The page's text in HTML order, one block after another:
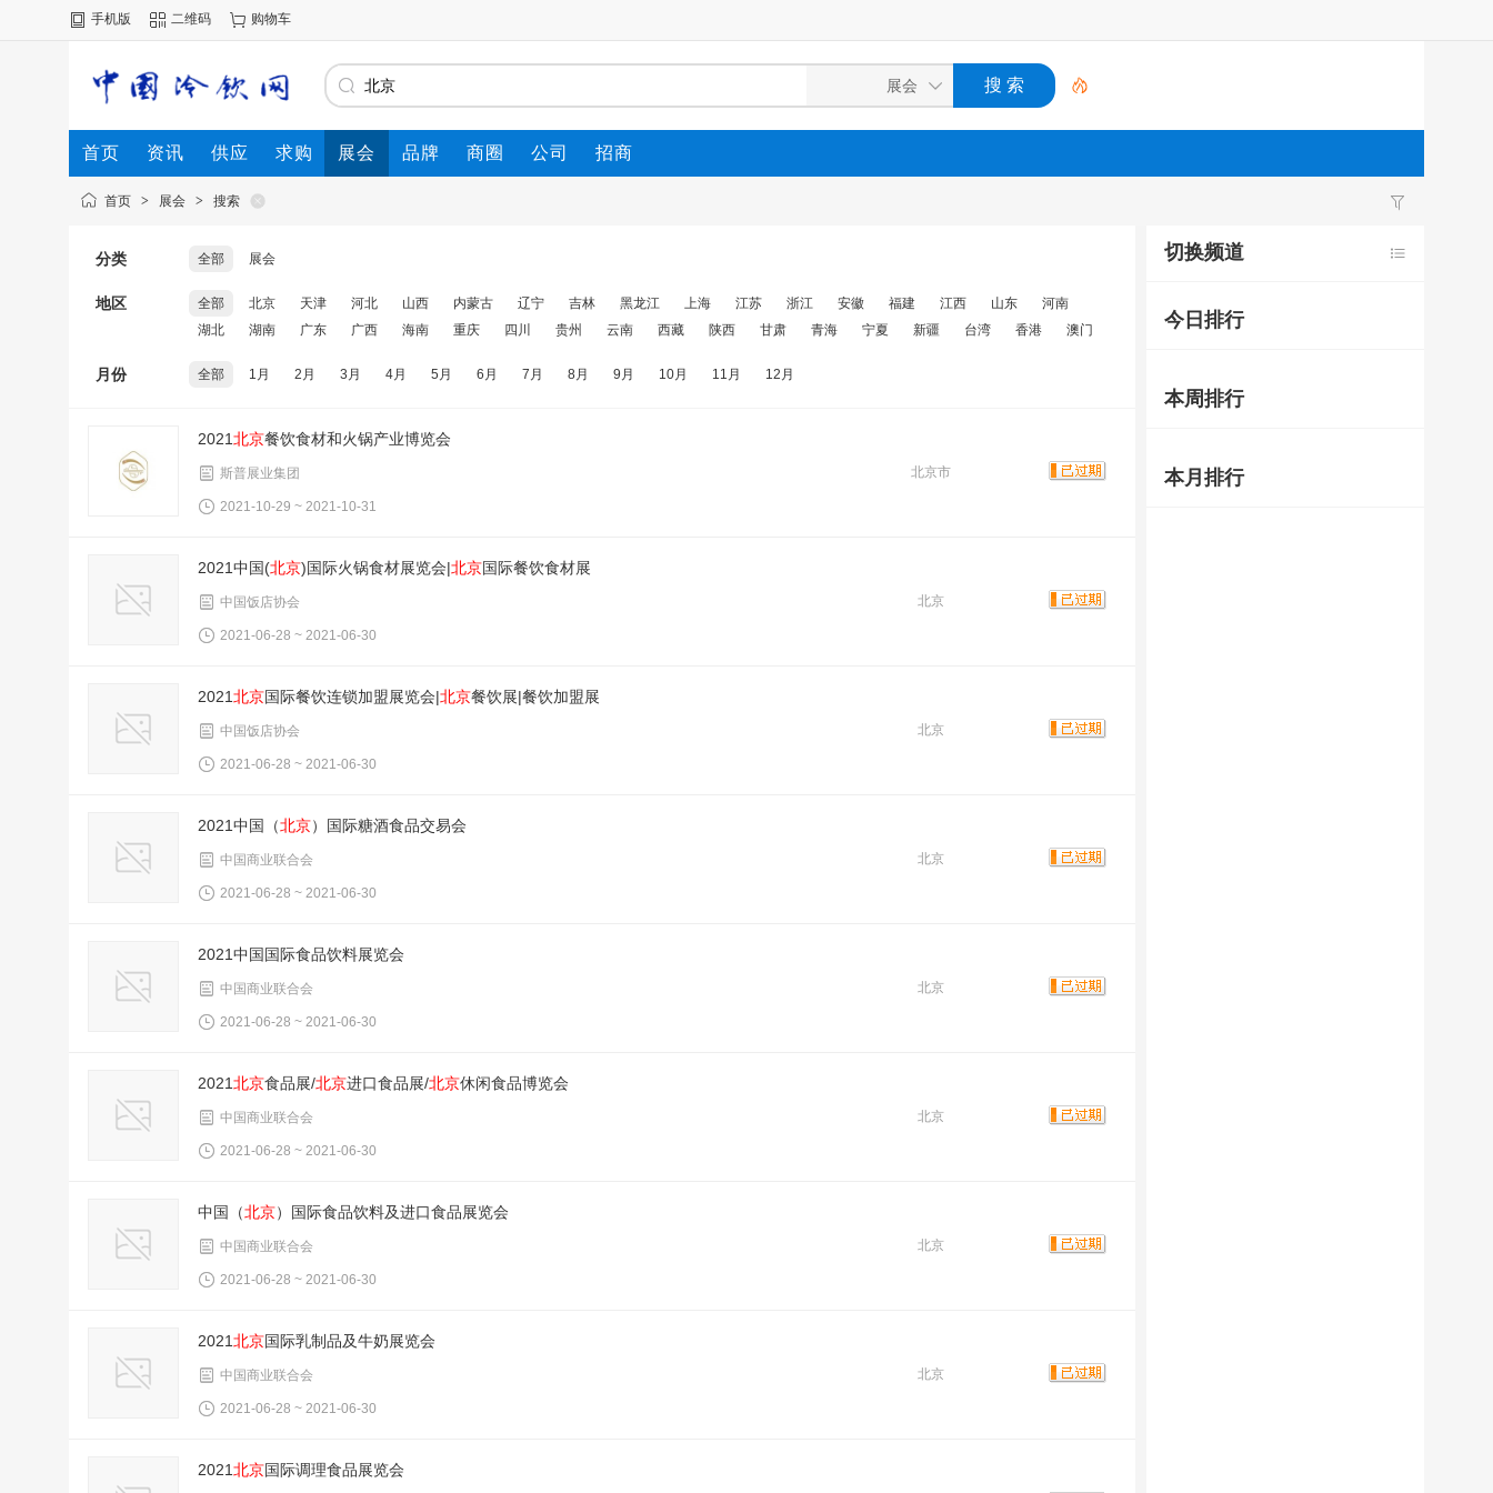
手机版 二维码 购物车
首页 资讯 供应 求购 展会 品牌 商圈 公司 招商
首页 > 展会 > 搜索
分类 全部 展会
地区 全部 北京 天津 河北 山西 内蒙古 辽宁 吉林 黑龙江 上海 江苏 浙江 安徽 福建 江西 山东
河南
湖北
湖南 广东 广西 海南 重庆 四川 贵州 云南 西藏 陕西 甘肃 青海 宁夏 新疆 台湾 香港 澳门
月份 全部 1月 2月 3月 4月 5月 6月 7月 8月 9月 10月 11月 12月
2021北京餐饮食材和火锅产业博览会
斯普展业集团
2021-10-29 ~ 2021-10-31
北京市
2021中国(北京)国际火锅食材展览会|北京国际餐饮食材展
中国饭店协会
2021-06-28 ~ 2021-06-30
北京
2021北京国际餐饮连锁加盟展览会|北京餐饮展|餐饮加盟展
中国饭店协会
2021-06-28 ~ 2021-06-30
北京
2021中国（北京）国际糖酒食品交易会
中国商业联合会
2021-06-28 ~ 2021-06-30
北京
2021中国国际食品饮料展览会
中国商业联合会
2021-06-28 ~ 2021-06-30
北京
2021北京食品展/北京进口食品展/北京休闲食品博览会
中国商业联合会
2021-06-28 ~ 2021-06-30
北京
中国（北京）国际食品饮料及进口食品展览会
中国商业联合会
2021-06-28 ~ 2021-06-30
北京
2021北京国际乳制品及牛奶展览会
中国商业联合会
2021-06-28 ~ 2021-06-30
北京
2021北京国际调理食品展览会
切换频道
今日排行
本周排行
本月排行